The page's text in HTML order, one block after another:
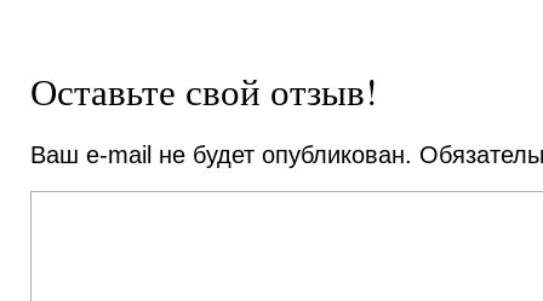
Оставьте свой отзыв!
Ваш e-mail не будет опубликован.